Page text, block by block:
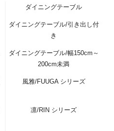
ダイニングテーブル
ダイニングテーブル/引き出し付
き
ダイニングテーブル/幅150cm～
200cm未満
風雅/FUUGA シリーズ
凛/RIN シリーズ